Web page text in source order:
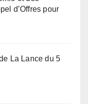
d’Offres pour
La Lance du 5